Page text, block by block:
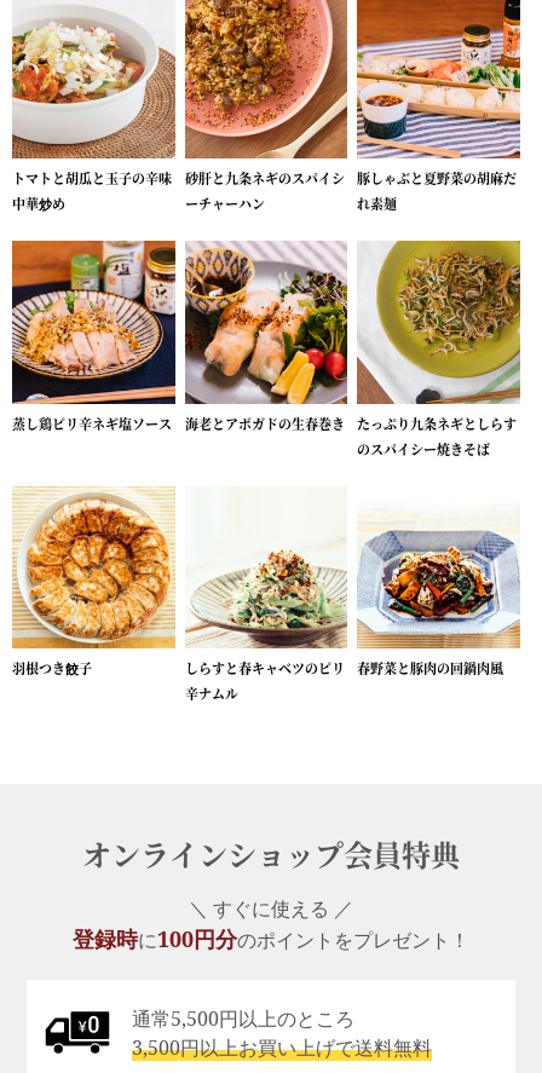
トマトと胡瓜と玉子の辛味
中華炒め
砂肝と九条ネギのスパイシ
ーチャーハン
豚しゃぶと夏野菜の胡麻だ
れ素麺
蒸し鶏ピリ辛ネギ塩ソース 海老とアボガドの生春巻き
たっぷり九条ネギとしらす
のスパイシー焼きそば
羽根つき餃子
しらすと春キャベツのピリ
辛ナムル
春野菜と豚肉の回鍋肉風
オンラインショップ会員特典
＼ すぐに使える ／
登録時に100円分のポイントをプレゼント！
通常5,500円以上のところ
3,500円以上お買い上げで送料無料